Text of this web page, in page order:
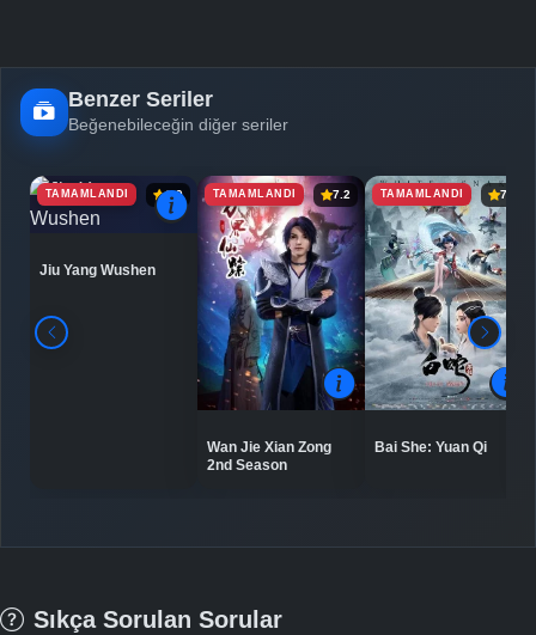
Benzer Seriler
Beğenebileceğin diğer seriler
TAMAMLANDI 6.9
Jiu Yang Wushen
TAMAMLANDI 7.2
Wan Jie Xian Zong
2nd Season
TAMAMLANDI 7.5
Bai She: Yuan Qi
Sıkça Sorulan Sorular